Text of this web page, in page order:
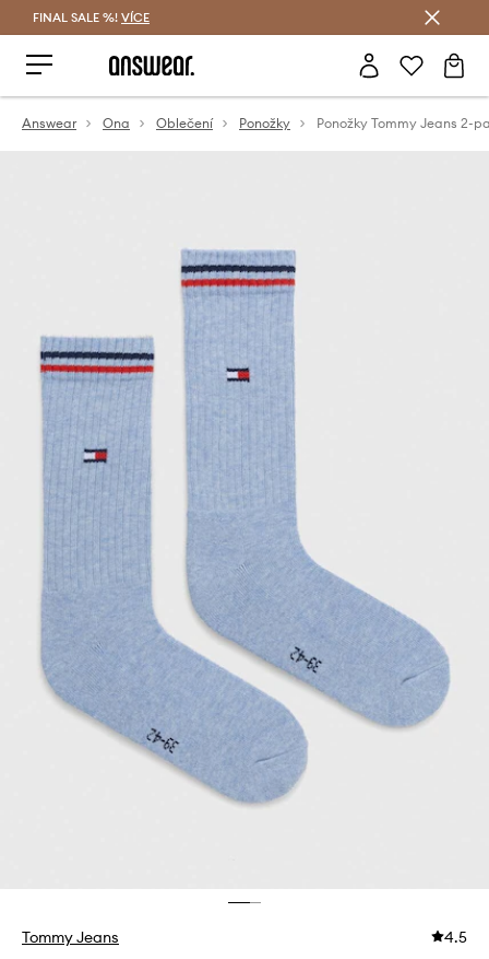
FINAL SALE %! VÍCE
Answear Ona Oblečení Ponožky Ponožky Tommy Jeans 2-
Tommy Jeans 4.5